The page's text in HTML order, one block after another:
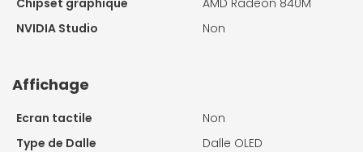
NVIDIA Studio
Non
Affichage
Ecran tactile
Non
Type de Dalle
Dalle OLED